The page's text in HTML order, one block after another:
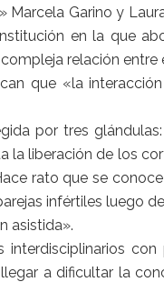
Marcela Garino y
en la que
relación entre
que «la
por tres
la liberación de los
rato que se
infértiles luego
asistida».
interdisciplinarios
a dificultar la